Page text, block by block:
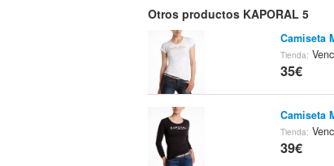
Otros productos KAPORAL 5
Camiseta
Tienda:
35€
Camiseta
Tienda:
39€